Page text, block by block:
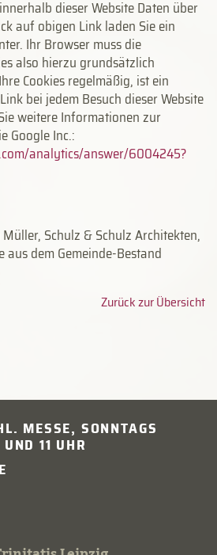
dieser Website Daten über
auf obigen Link laden Sie ein
Ihr Browser muss die
also hierzu grundsätzlich
Cookies regelmäßig, ist ein
bei jedem Besuch dieser Website
weitere Informationen zur
Google Inc.:
analytics/answer/6004245?
Schulz & Schulz Architekten,
aus dem Gemeinde-Bestand
Zurück zur Übersicht
MESSE, SONNTAGS
11 UHR